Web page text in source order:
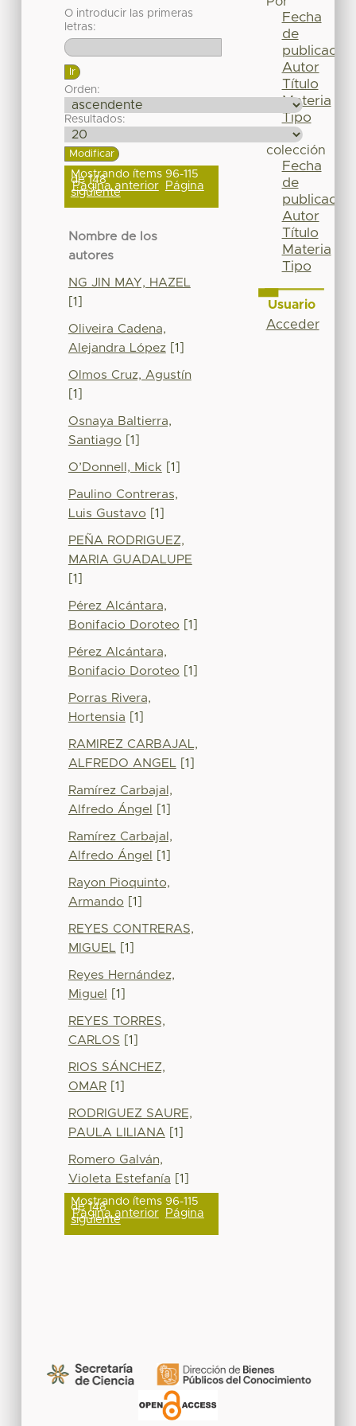
O introducir las primeras
letras:
Orden:
Resultados:
Mostrando ítems 96-115
de 148
Página anterior Página
siguiente
Nombre de los
autores
NG JIN MAY, HAZEL
[1]
Oliveira Cadena,
Alejandra López[1]
Olmos Cruz, Agustín
[1]
Osnaya Baltierra,
Santiago [1]
O’Donnell, Mick [1]
Paulino Contreras,
Luis Gustavo [1]
PEÑA RODRIGUEZ,
MARIA GUADALUPE
[1]
Pérez Alcántara,
Bonifacio Doroteo [1]
Pérez Alcántara,
Bonifacio Doroteo [1]
Porras Rivera,
Hortensia [1]
RAMIREZ CARBAJAL,
ALFREDO ANGEL [1]
Ramírez Carbajal,
Alfredo Ángel
[1]
Ramírez Carbajal,
Alfredo Ángel
[1]
Rayon Pioquinto,
Armando [1]
REYES CONTRERAS,
MIGUEL [1]
Reyes Hernández,
Miguel
[1]
REYES TORRES,
CARLOS [1]
RIOS SÁNCHEZ,
OMAR[1]
RODRIGUEZ SAURE,
PAULA LILIANA [1]
Romero Galván,
Violeta Estefanía [1]
Mostrando ítems 96-115
de 148
Página anterior Página
siguiente
Fecha
de
publicación
Autor
Título
Materia
Tipo
colección
Fecha
de
publicación
Autor
Título
Materia
Tipo
Usuario
Acceder